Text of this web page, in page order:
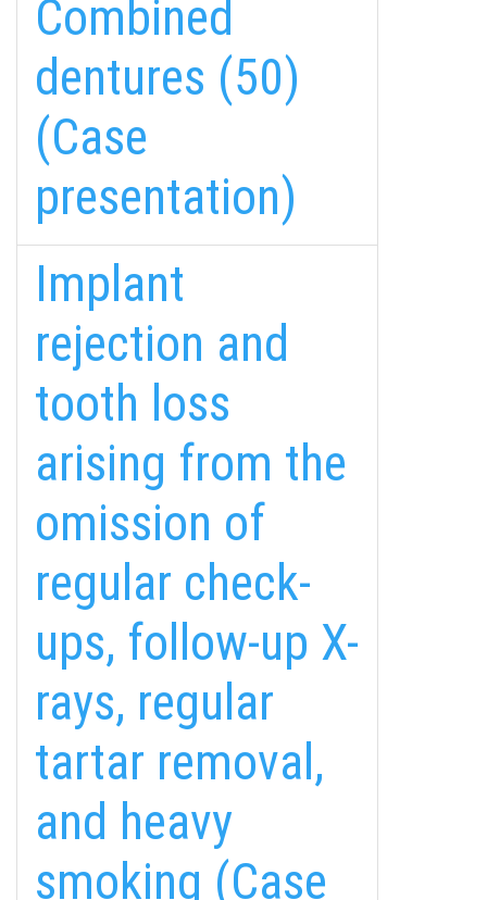
Combined
dentures (50)
(Case
presentation)
Implant
rejection and
tooth loss
arising from the
omission of
regular check-
ups, follow-up X-
rays, regular
tartar removal,
and heavy
smoking (Case